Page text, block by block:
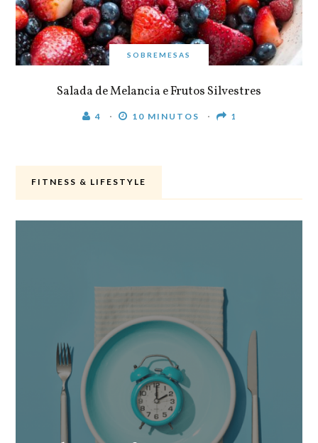
SOBREMESAS
Salada de Melancia e Frutos Silvestres
4 10 MINUTOS 1
FITNESS & LIFESTYLE